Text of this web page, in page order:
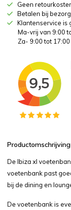
Geen
Betalen bij
Klantenservice is
Ma-vrij van 9:00
Za- 9:00 tot 17:00
Productomschrijving
De Ibiza xl
voetenbank past
bij de dining en
De voetenbank is